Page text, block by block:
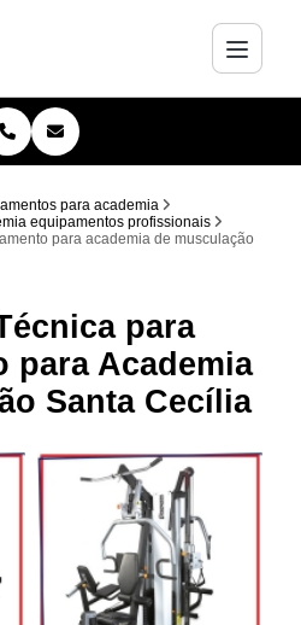
para academia
equipamentos profissionais
para academia de musculação
para
para Academia
Santa Cecília